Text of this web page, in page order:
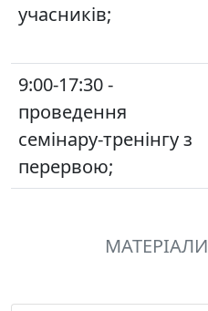
учасників;
9:00-17:30 -
проведення
семінару-тренінгу з
перервою;